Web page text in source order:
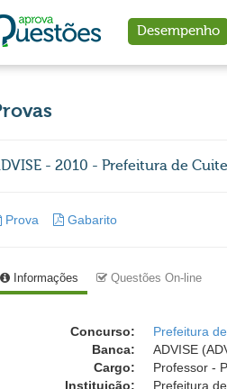
Desempenho
- 2010 - Prefeitura de
Prova Gabarito
Informações Questões On-line
Concurso:
Prefeitura
Banca:
ADVISE
Cargo:
Professor -
Instituição:
Prefeitura